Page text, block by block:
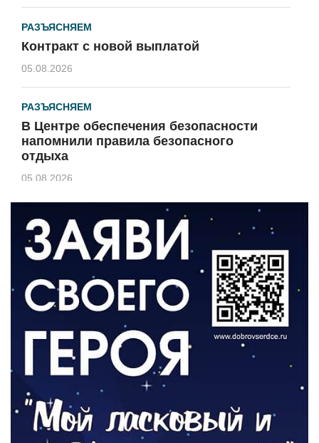
РАЗЪЯСНЯЕМ
Контракт с новой выплатой
05.08.2026
РАЗЪЯСНЯЕМ
В Центре обеспечения безопасности
напомнили правила безопасного
отдыха
05.08.2026
КУЛЬТУРА
Афиша Зеленоградска
04.08.2026
РАЗЪЯСНЯЕМ
Борьба с борщевиком продолжается
04.08.2026